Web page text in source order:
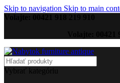
Skip to navigation Skip to main
Vybrať kategóriu